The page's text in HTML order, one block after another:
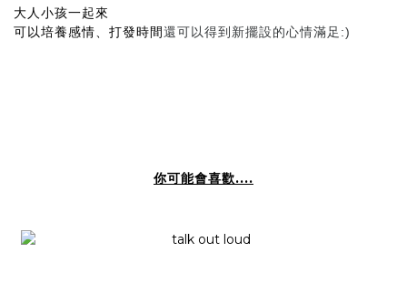
大人小孩一起來
可以培養感情、打發時間還可以得到新擺設的心情滿足 :)
你可能會喜歡....